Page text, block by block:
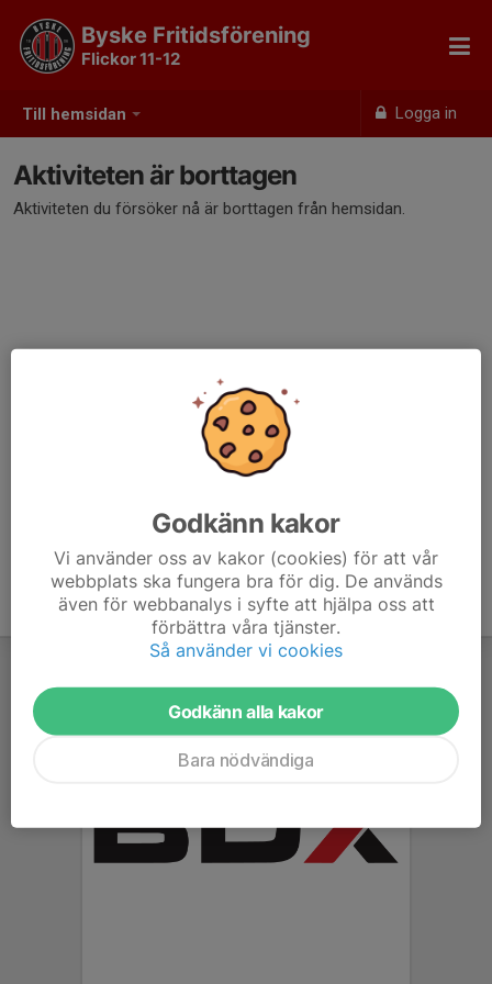
Till hemsidan Logga in
Byske Fritidsförening
Flickor 11-12
Aktiviteten är borttagen
Aktiviteten du försöker nå är borttagen från hemsidan.
Godkänn kakor
Vi använder oss av kakor (cookies) för att vår
webbplats ska fungera bra för dig. De används
även för webbanalys i syfte att hjälpa oss att
förbättra våra tjänster.
Så använder vi cookies
Godkänn alla kakor
Bara nödvändiga